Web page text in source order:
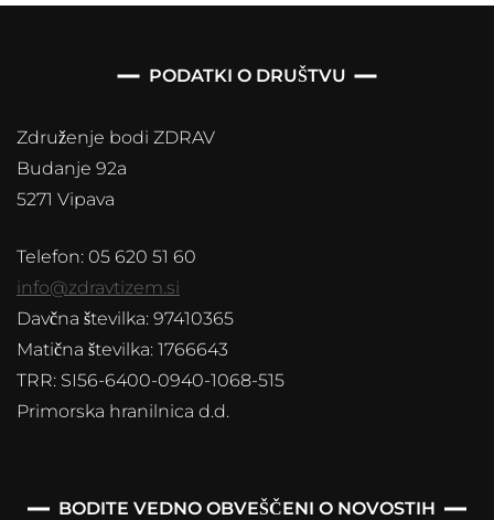
PODATKI O DRUŠTVU
Združenje bodi ZDRAV
Budanje 92a
5271 Vipava
Telefon: 05 620 51 60
info@zdravtizem.si
Davčna številka: 97410365
Matična številka: 1766643
TRR: SI56-6400-0940-1068-515
Primorska hranilnica d.d.
BODITE VEDNO OBVEŠČENI O NOVOSTIH